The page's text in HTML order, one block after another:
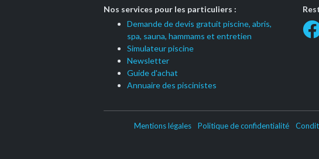
Nos services pour les particuliers :
Demande de devis gratuit piscine, abris,
spa, sauna, hammams et entretien
Simulateur piscine
Newsletter
Guide d'achat
Annuaire des piscinistes
Mentions légales Politique de confidentialité